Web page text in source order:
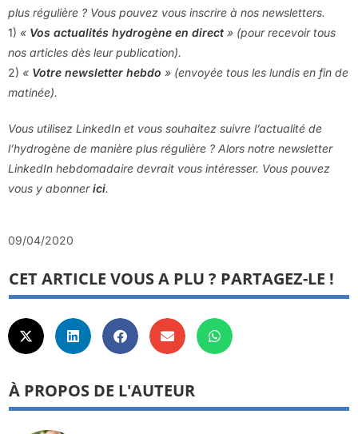
plus régulière ? Vous pouvez vous inscrire à nos newsletters.
1) « Vos actualités hydrogène en direct » (pour recevoir tous
nos articles dès leur publication).
2) « Votre newsletter hebdo » (envoyée tous les lundis en fin de
matinée).
Vous utilisez LinkedIn et vous souhaitez suivre l’actualité de
l’hydrogène de manière plus régulière ? Alors notre newsletter
LinkedIn hebdomadaire devrait vous intéresser. Vous pouvez
vous y abonnerici.
09/04/2020
CET ARTICLE VOUS A PLU ? PARTAGEZ-LE !
À PROPOS DE L'AUTEUR